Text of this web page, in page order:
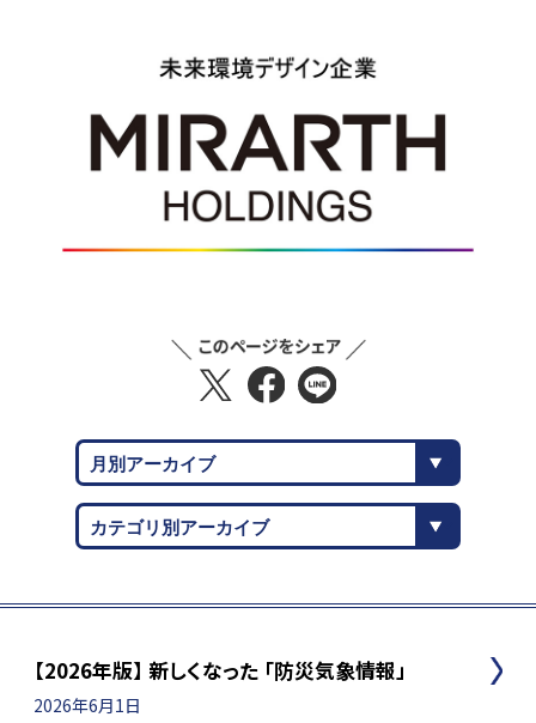
【2026年版】 新しくなった 「防災気象情報」
2026年6月1日